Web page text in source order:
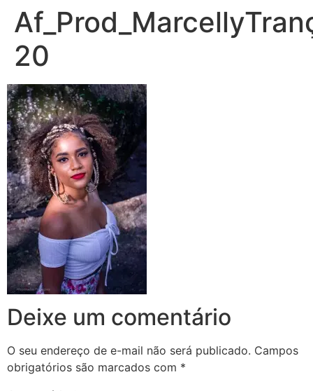
20
Deixe um comentário
O seu endereço de e-mail não será publicado. Campos
obrigatórios são marcados com *